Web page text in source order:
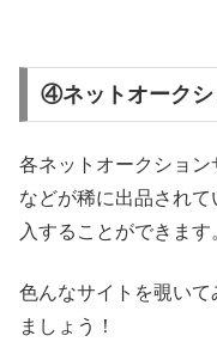
④ネットオークシ
各ネットオークショ
などが稀に出品され
入することができます
色んなサイトを覗い
ましょう！